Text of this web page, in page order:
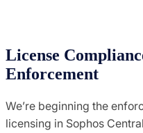
License
Enforcement
We’re beginning the
licensing in Sophos